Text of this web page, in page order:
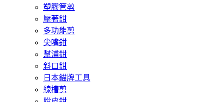
塑膠管剪
壓著鉗
多功能剪
尖嘴鉗
幫浦鉗
斜口鉗
日本錨牌工具
線槽剪